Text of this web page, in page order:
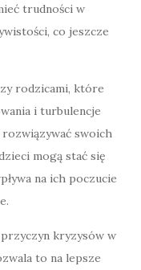
trudności w
co jeszcze
rodzicami, które
i turbulencje
swoich
mogą stać się
na ich poczucie
kryzysów w
to na lepsze